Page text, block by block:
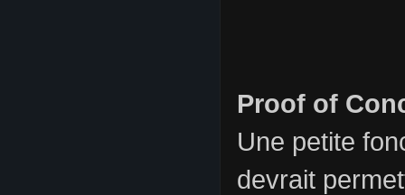
Proof of
Une petite
devrait